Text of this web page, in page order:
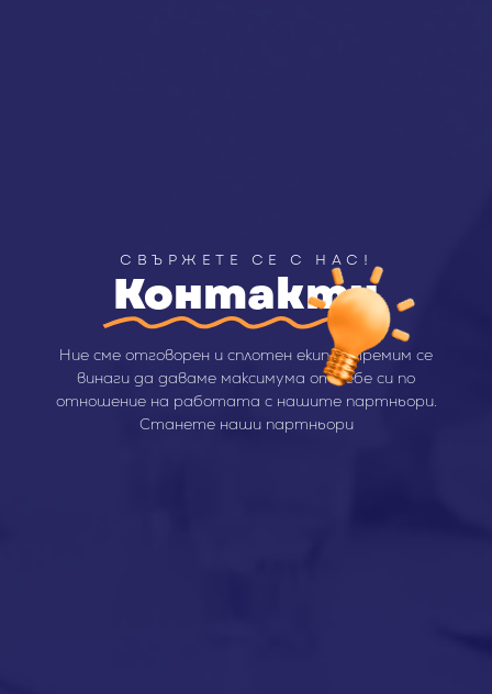
СВЪРЖЕТЕ СЕ С НАС!
Контакти
Ние сме отговорен и сплотен екип. Стремим се
винаги да даваме максимума от себе си по
отношение на работата с нашите партньори.
Станете наши партньори